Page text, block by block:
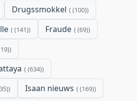
Drugssmokkel (100)
(141) Fraude (69)
(634)
Isaan nieuws (169)